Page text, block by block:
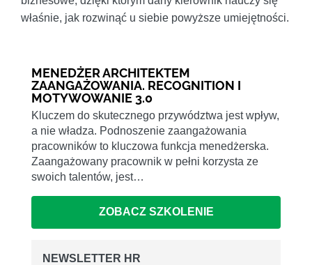
właśnie, jak rozwinąć u siebie powyższe umiejętności.
MENEDŻER ARCHITEKTEM
ZAANGAŻOWANIA. RECOGNITION I
MOTYWOWANIE 3.0
Kluczem do skutecznego przywództwa jest wpływ,
a nie władza. Podnoszenie zaangażowania
pracowników to kluczowa funkcja menedżerska.
Zaangażowany pracownik w pełni korzysta ze
swoich talentów, jest…
ZOBACZ SZKOLENIE
NEWSLETTER HR